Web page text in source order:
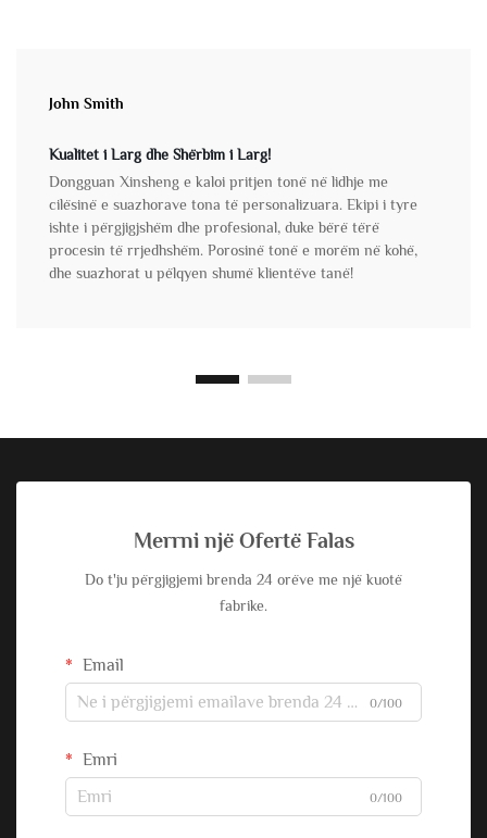
John Smith
Kualitet i Larg dhe Shërbim i Larg!
Dongguan Xinsheng e kaloi pritjen tonë në lidhje me
cilësinë e suazhorave tona të personalizuara. Ekipi i tyre
ishte i përgjigjshëm dhe profesional, duke bërë tërë
procesin të rrjedhshëm. Porosinë tonë e morëm në kohë,
dhe suazhorat u pëlqyen shumë klientëve tanë!
Merrni një Ofertë Falas
Do t'ju përgjigjemi brenda 24 orëve me një kuotë
fabrike.
Email
0/100
Emri
0/100